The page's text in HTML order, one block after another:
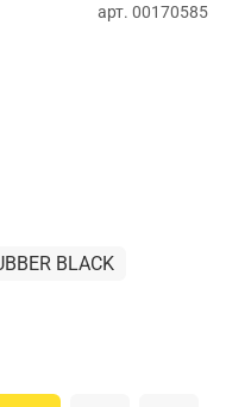
арт. 00170585
BLACK